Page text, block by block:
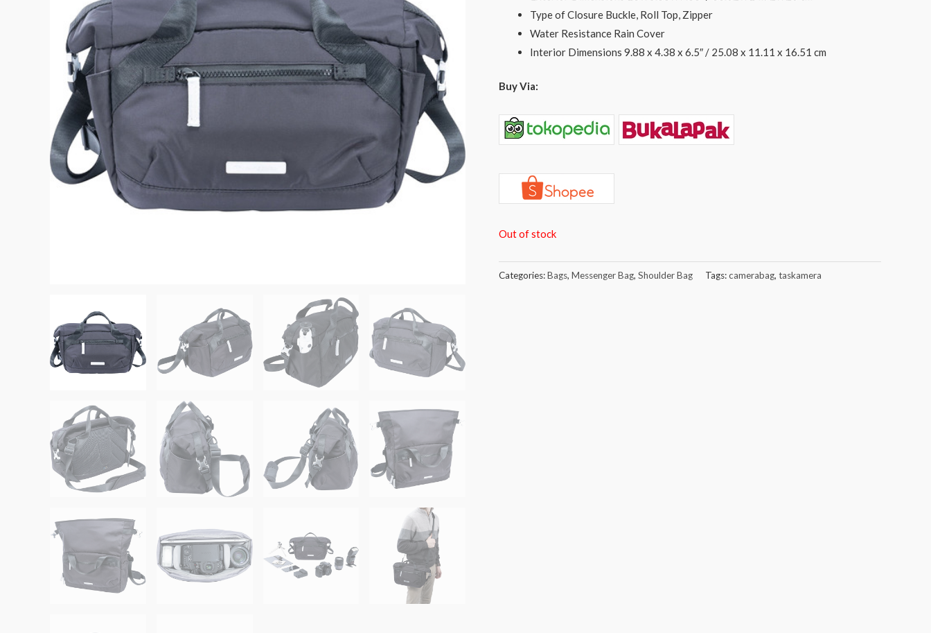
Type of Closure Buckle, Roll Top, Zipper
Water Resistance Rain Cover
Interior Dimensions 9.88 x 4.38 x 6.5″ / 25.08 x 11.11 x 16.51 cm
Buy Via:
Out of stock
Categories:Bags, Messenger Bag, Shoulder Bag Tags:camerabag, taskamera